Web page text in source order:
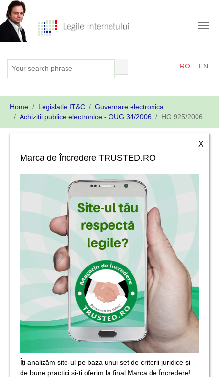
Skip
main
content
RO EN
here:
Home Legislatie IT&C
Guvernare electronica
Achizitii publice electronice - OUG 34/2006
HG 925/2006
X
Marca de Încredere TRUSTED.RO
Îți analizăm site-ul pe baza unui set de criterii juridice și
de bune practici și-ți oferim la final Marca de Încredere!